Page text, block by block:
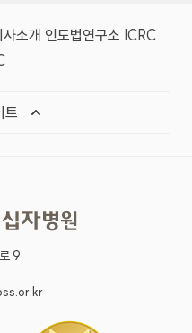
창)
사소개 (새 창)
인도법연구소 (새 창)
ICRC(국제
(국제적십자사연맹, 새 창)
트 목록 열기
9